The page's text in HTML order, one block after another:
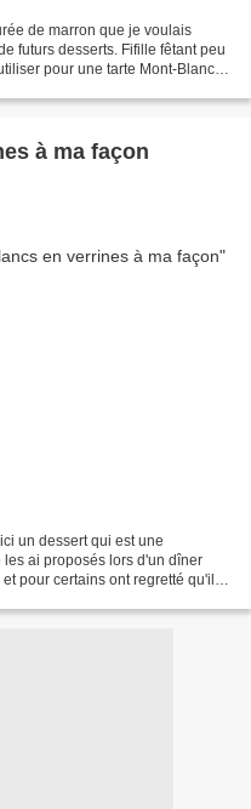
de marron que je voulais
futurs desserts. Fifille fêtant peu
pour une tarte Mont-Blanc
à ma façon
un dessert qui est une
ai proposés lors d'un dîner
pour certains ont regretté qu'il